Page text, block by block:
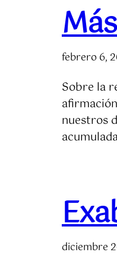
febrero 6,
Sobre la
nuestros
diciembre